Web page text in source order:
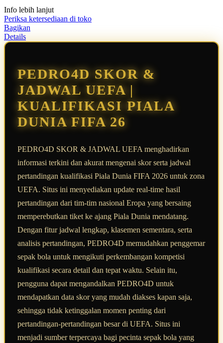
rating
rata-
rata.
Read
13
Reviews.
halaman
yang
sama.
Info lebih lanjut
Periksa ketersediaan di toko
Bagikan
Details
PEDRO4D SKOR &
JADWAL UEFA |
KUALIFIKASI PIALA
DUNIA FIFA 26
PEDRO4D SKOR & JADWAL UEFA menghadirkan
informasi terkini dan akurat mengenai skor serta jadwal
pertandingan kualifikasi Piala Dunia FIFA 2026 untuk zona
UEFA. Situs ini menyediakan update real-time hasil
pertandingan dari tim-tim nasional Eropa yang bersaing
memperebutkan tiket ke ajang Piala Dunia mendatang.
Dengan fitur jadwal lengkap, klasemen sementara, serta
analisis pertandingan, PEDRO4D memudahkan penggemar
sepak bola untuk mengikuti perkembangan kompetisi
kualifikasi secara detail dan tepat waktu. Selain itu,
pengguna dapat mengandalkan PEDRO4D untuk
mendapatkan data skor yang mudah diakses kapan saja,
sehingga tidak ketinggalan momen penting dari
pertandingan-pertandingan besar di UEFA. Situs ini
menjadi sumber terpercaya bagi pecinta sepak bola yang